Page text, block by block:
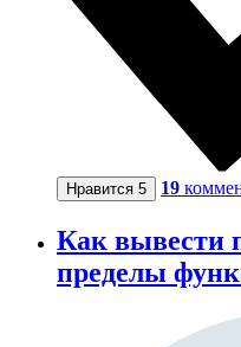
Нравится 5 19
Как вывести
пределы